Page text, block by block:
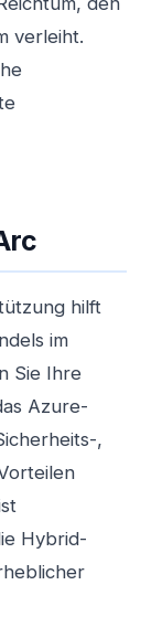
verleiht.
hilft
im
Sie Ihre
Azure-
,
Hybrid-